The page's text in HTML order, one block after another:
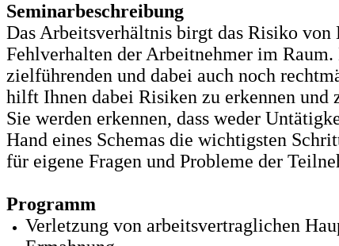
Seminarbeschreibung
Das Arbeitsverhältnis birgt das Risiko
Fehlverhalten der Arbeitnehmer im
zielführenden und dabei auch noch
hilft Ihnen dabei Risiken zu erkennen und
Sie werden erkennen, dass weder
Hand eines Schemas die wichtigsten
für eigene Fragen und Probleme der
Programm
Verletzung von arbeitsvertraglichen